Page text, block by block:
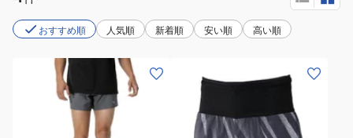
おすすめ順 人気順 新着順 安い順 高い順